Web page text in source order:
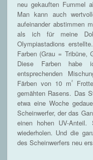
neu gekauften Fummel
Man kann auch
aufeinander abstimmen
als ich für meine
Olympiastadions
Farben (Grau = Tribüne,
Diese Farben
entsprechenden
Färben von 10 m²
gemähten Rasens. Das
etwa eine Woche
Scheinwerfer, der das
einen hohen UV-
wiederholen. Und die
des Scheinwerfers neu